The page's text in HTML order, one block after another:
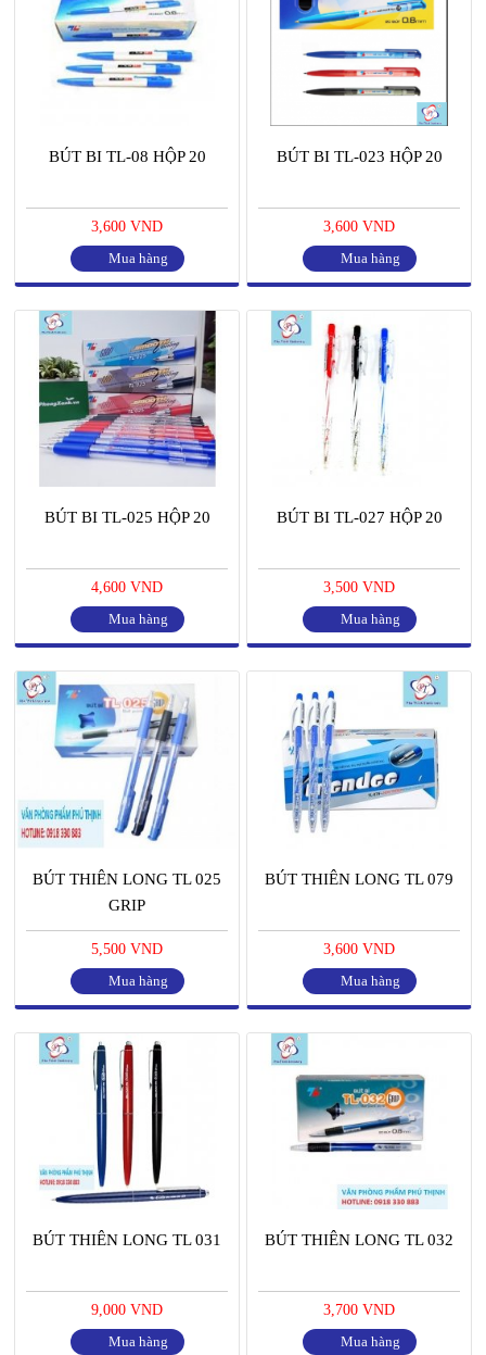
BÚT BI TL-08 HỘP 20
3,600 VND
Mua hàng
BÚT BI TL-023 HỘP 20
3,600 VND
Mua hàng
BÚT BI TL-025 HỘP 20
4,600 VND
Mua hàng
BÚT BI TL-027 HỘP 20
3,500 VND
Mua hàng
BÚT THIÊN LONG TL 025
GRIP
5,500 VND
Mua hàng
BÚT THIÊN LONG TL 079
3,600 VND
Mua hàng
BÚT THIÊN LONG TL 031
9,000 VND
Mua hàng
BÚT THIÊN LONG TL 032
3,700 VND
Mua hàng